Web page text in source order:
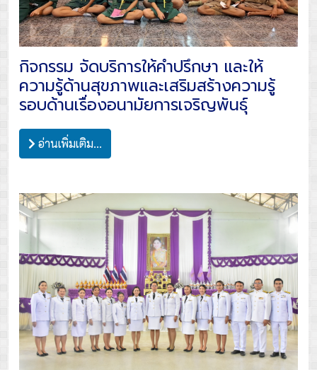
กิจกรรม จัดบริการให้คำปรึกษา และให้
ความรู้ด้านสุขภาพและเสริมสร้างความรู้
รอบด้านเรื่องอนามัยการเจริญพันธุ์
อ่านเพิ่มเติม...